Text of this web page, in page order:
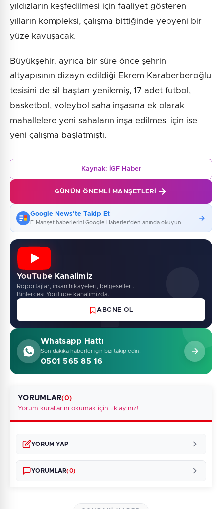
yıldızların keşfedilmesi için faaliyet gösteren
yılların kompleksi, çalışma bittiğinde yepyeni bir
yüze kavuşacak.
Büyükşehir, ayrıca bir süre önce şehrin
altyapısının dizayn edildiği Ekrem Karaberberoğlu
tesisini de sil baştan yenilemiş, 17 adet futbol,
basketbol, voleybol saha inşasına ek olarak
mahallelere yeni sahaların inşa edilmesi için ise
yeni çalışma başlatmıştı.
Kaynak: İGF Haber
GÜNÜN ÖNEMLI MANŞETLERI
Google News'te Takip Et
E-Manşet haberlerini Google Haberler'den anında okuyun
YouTube Kanalimiz
Roportajlar, insan hikayeleri, belgeseller...
Binlercesi YouTube kanalimizda.
ABONE OL
Whatsapp Hattı
Son dakika haberler için bizi takip edin!
0501 565 85 16
YORUMLAR(0)
Yorum kurallarını okumak için tıklayınız!
YORUM YAP
YORUMLAR(0)